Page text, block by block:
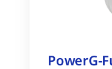
PowerG-